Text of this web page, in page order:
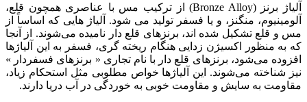
آلیاژ برنز (Bronze Alloy) از ترکیب مس با عناصری همچون قلع،
آلومینیوم، منگنز، و یا فسفر تولید می شود. آلیاژ هایی که اساساً از
مس و قلع تشکیل شده ‌اند، برنزهای قلع ‌دار نامیده می‌شوند. از آنجا
که به منظور اکسیژن زدایی هنگام ریخته گری، فسفر به این آلیاژها
افزوده می‌شود، برنزهای قلع ‌دار با نام تجاری « برنزهای فسفردار »
نیز شناخته می‌شوند. این آلیاژها خواص مطلوبی مثل استحکام زیاد،
مقاومت به سایش و مقاومت خوبی به خوردگی در آب دریا دارند.